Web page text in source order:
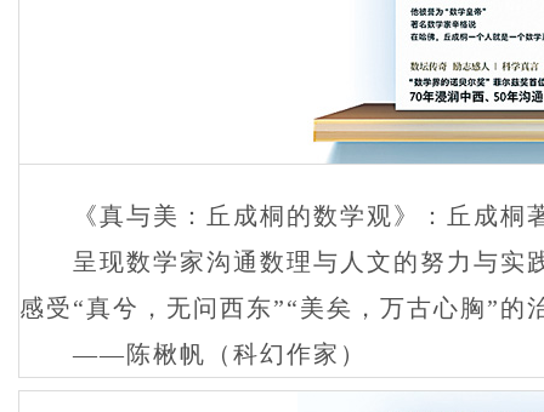
《真与美：丘成桐的数学观》：丘成桐
呈现数学家沟通数理与人文的努力与实
感受“真兮，无问西东”“美矣，万古心胸”的
——陈楸帆（科幻作家）